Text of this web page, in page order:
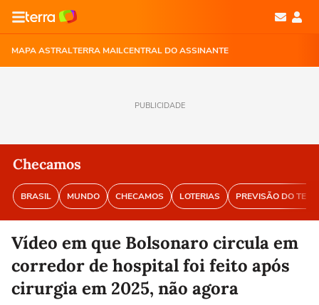
MAPA ASTRALTERRA MAILCENTRAL DO ASSINANTE
PUBLICIDADE
Checamos
BRASIL MUNDO CHECAMOS LOTERIAS PREVISÃO DO
Vídeo em que Bolsonaro circula em
corredor de hospital foi feito após
cirurgia em 2025, não agora